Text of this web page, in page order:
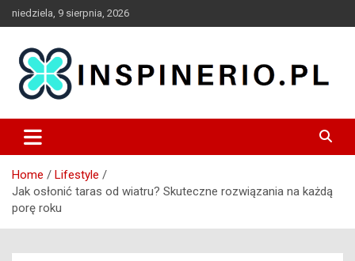
Skip
to
niedziela, 9 sierpnia, 2026
Inspinerio
Home
Lifestyle
Jak osłonić taras od wiatru? Skuteczne rozwiązania na każdą
porę roku